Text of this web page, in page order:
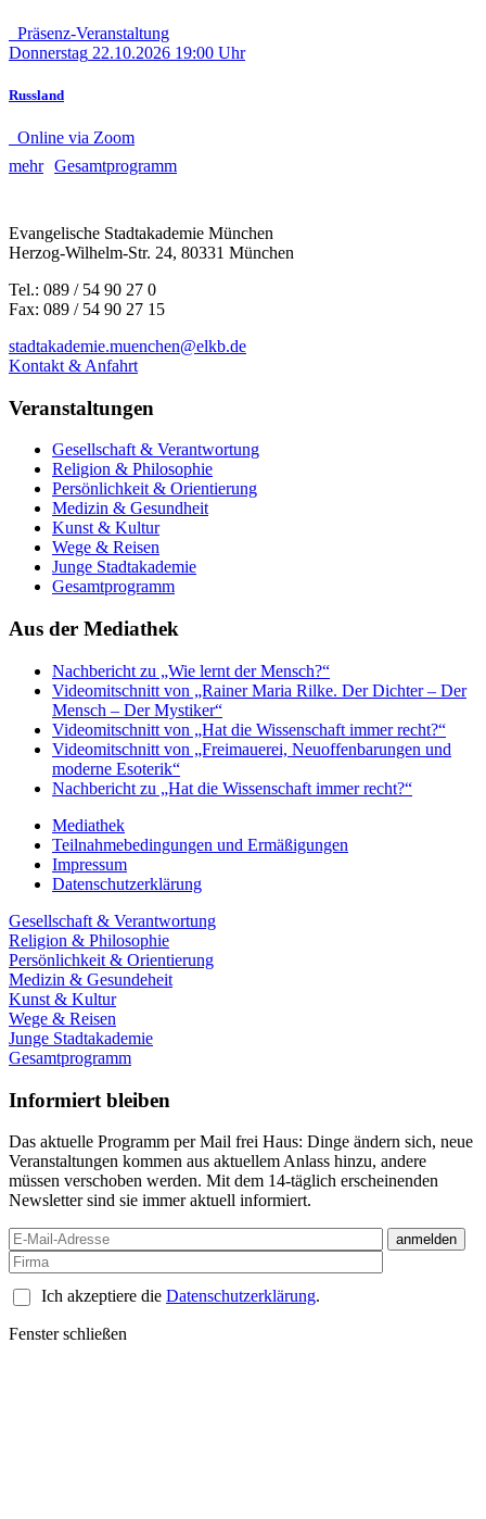
Präsenz-Veranstaltung
Donnerstag 22.10.2026 19:00 Uhr
Russland
Online via Zoom
mehr Gesamtprogramm
Evangelische Stadtakademie München
Herzog-Wilhelm-Str. 24, 80331 München
Tel.: 089 / 54 90 27 0
Fax: 089 / 54 90 27 15
stadtakademie.muenchen@elkb.de
Kontakt & Anfahrt
Veranstaltungen
Gesellschaft & Verantwortung
Religion & Philosophie
Persönlichkeit & Orientierung
Medizin & Gesundheit
Kunst & Kultur
Wege & Reisen
Junge Stadtakademie
Gesamtprogramm
Aus der Mediathek
Nachbericht zu „Wie lernt der Mensch?“
Videomitschnitt von „Rainer Maria Rilke. Der Dichter – Der
Mensch – Der Mystiker“
Videomitschnitt von „Hat die Wissenschaft immer recht?“
Videomitschnitt von „Freimauerei, Neuoffenbarungen und
moderne Esoterik“
Nachbericht zu „Hat die Wissenschaft immer recht?“
Mediathek
Teilnahmebedingungen und Ermäßigungen
Impressum
Datenschutzerklärung
Gesellschaft & Verantwortung
Religion & Philosophie
Persönlichkeit & Orientierung
Medizin & Gesundeheit
Kunst & Kultur
Wege & Reisen
Junge Stadtakademie
Gesamtprogramm
Informiert bleiben
Das aktuelle Programm per Mail frei Haus: Dinge ändern sich, neue
Veranstaltungen kommen aus aktuellem Anlass hinzu, andere
müssen verschoben werden. Mit dem 14-täglich erscheinenden
Newsletter sind sie immer aktuell informiert.
Ich akzeptiere die Datenschutzerklärung.
Fenster schließen